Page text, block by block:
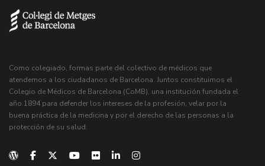
Como colegiado, formas parte del colectivo de médicos que
atendemos a los ciudadanos de Barcelona. Juntos constituimos el
Colegio de Médicos de Barcelona (CoMB), una institución fundada el
año 1894 para defender los intereses de la profesión, velar por la
buena práctica de la medicina y por el derecho de las personas a la
protección de su salud.